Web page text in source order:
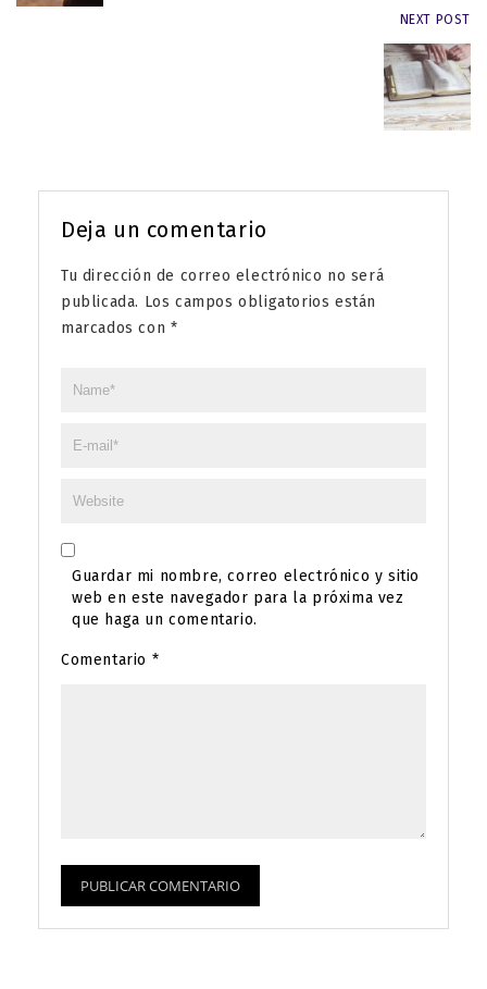
NEXT POST
Deja un comentario
Tu dirección de correo electrónico no será
publicada. Los campos obligatorios están
marcados con *
Guardar mi nombre, correo electrónico y sitio
web en este navegador para la próxima vez
que haga un comentario.
Comentario *